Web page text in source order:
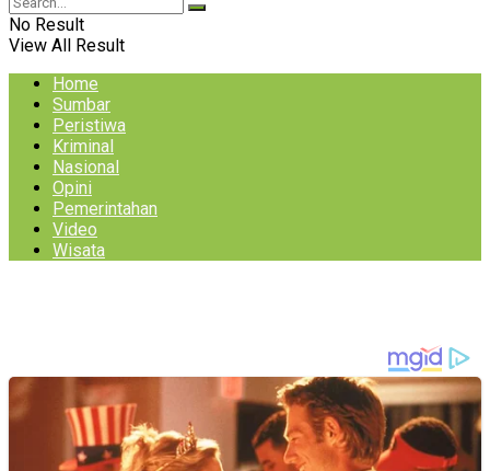
No Result
View All Result
Home
Sumbar
Peristiwa
Kriminal
Nasional
Opini
Pemerintahan
Video
Wisata